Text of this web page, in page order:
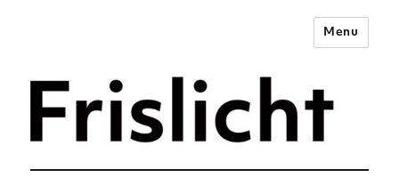
Merkstrategie voor het
digitale tijdperk –
Frislicht
Menu